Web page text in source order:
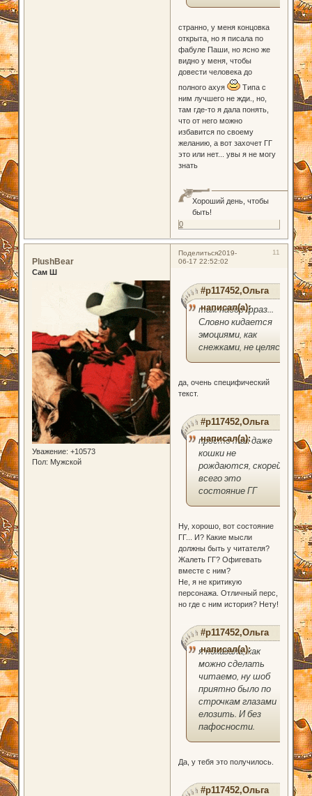
странно, у меня концовка
открыта, но я писала по
фабуле Паши, но ясно же
видно у меня, чтобы
довести человека до
полного ахуя
Типа с
ним лучшего не жди., но,
там где-то я дала понять,
что от него можно
избавится по своему
желанию, а вот захочет ГГ
это или нет... увы я не могу
знать
Хороший день, чтобы
быть!
0
Поделиться 11
2019-
06-17 22:52:02
PlushBear
Сам Ш
Уважение: +10573
Пол: Мужской
#p117452,Ольга
написал(а):
там набор фраз...
Словно кидается
эмоциями, как
снежками, не целясь
да, очень специфический
текст.
#p117452,Ольга
написал(а):
просто так даже
кошки не
рождаются, скорей
всего это
состояние ГГ
Ну, хорошо, вот состояние
ГГ... И? Какие мысли
должны быть у читателя?
Жалеть ГГ? Офигевать
вместе с ним?
Не, я не критикую
персонажа. Отличный перс,
но где с ним история? Нету!
#p117452,Ольга
написал(а):
я показала, как
можно сделать
читаемо, ну шоб
приятно было по
строчкам глазами
елозить. И без
пафосности.
Да, у тебя это получилось.
#p117452,Ольга